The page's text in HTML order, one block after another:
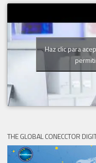
Haz clic para
THE GLOBAL CONECCTOR